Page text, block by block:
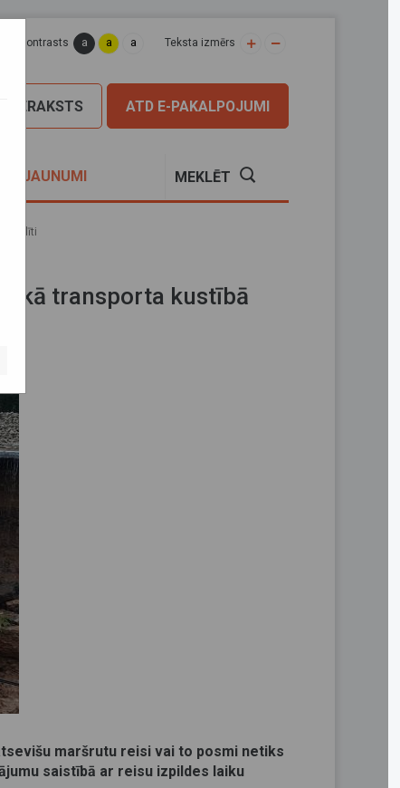
kontrasts a a a Teksta izmērs
ATD E-PAKALPOJUMI
PIERAKSTS
JAUNUMI MEKLĒT
izpildīti
transporta kustībā
maršrutu reisi vai to posmi netiks
saistībā ar reisu izpildes laiku